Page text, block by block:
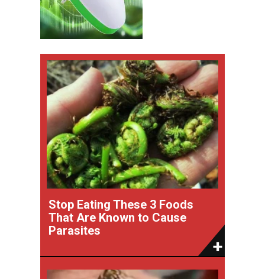
Stop Eating These 3 Foods
That Are Known to Cause
Parasites